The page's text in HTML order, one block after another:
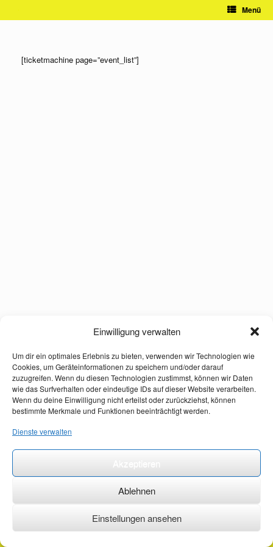
Einwilligung verwalten
Um dir ein optimales Erlebnis zu bieten, verwenden wir Technologien wie
Cookies, um Geräteinformationen zu speichern und/oder darauf
zuzugreifen. Wenn du diesen Technologien zustimmst, können wir Daten
wie das Surfverhalten oder eindeutige IDs auf dieser Website verarbeiten.
Wenn du deine Einwilligung nicht erteilst oder zurückziehst, können
bestimmte Merkmale und Funktionen beeinträchtigt werden.
Dienste verwalten
Ablehnen
Einstellungen ansehen
Menü
[ticketmachine page=”event_list”]
©2026 ·erstehilfekurs-mauch.de ·AGB ·Datenschutzerklärung ·Impressum ·